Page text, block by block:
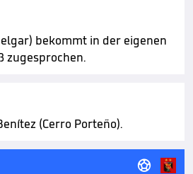
bekommt in der eigenen
zugesprochen.
(Cerro Porteño).
